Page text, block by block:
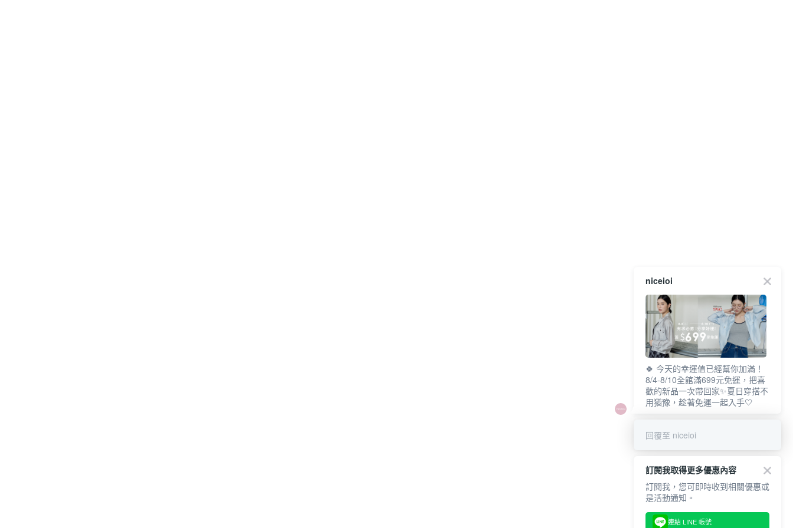
niceioi
🍀 今天的幸運值已經幫你加滿！
8/4-8/10全館滿699元免運，把喜
歡的新品一次帶回家✨夏日穿搭不
用猶豫，趁著免運一起入手🤍
回覆至 niceioi
訂閱我取得更多優惠內容
訂閱我，您可即時收到相關優惠或
是活動通知。
連結 LINE 帳號